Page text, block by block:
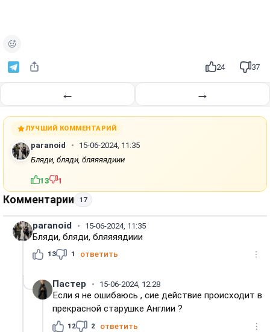
и
24 37
← →
ЛУЧШИЙ КОММЕНТАРИЙ
paranoid
15-06-2024, 11:35
Бляди, бляди, бляяяядиии
13 1
Комментарии 17
paranoid 15-06-2024, 11:35
Бляди, бляди, бляяяядиии
13 1 ответить
Пастер 15-06-2024, 12:28
Если я не ошибаюсь , сие действие происходит в
прекрасной старушке Англии ?
12 2 ответить